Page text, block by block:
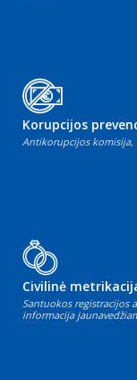
Korupcijos
Antikorupcijos komisija,
Civilinė
Santuokos registracijos
informacija